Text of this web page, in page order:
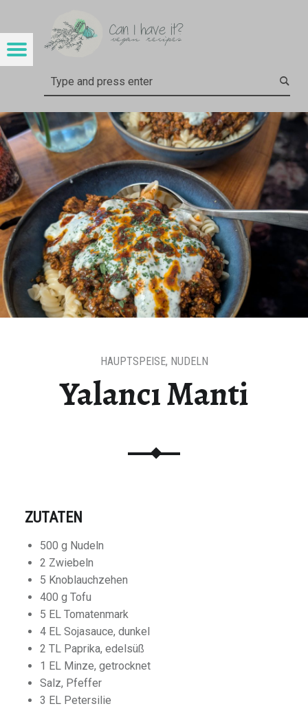
Menu
navigation
Yalancı Manti
HAUPTSPEISE, NUDELN
ZUTATEN
500 g Nudeln
2 Zwiebeln
5 Knoblauchzehen
400 g Tofu
5 EL Tomatenmark
4 EL Sojasauce, dunkel
2 TL Paprika, edelsüß
1 EL Minze, getrocknet
Salz, Pfeffer
3 EL Petersilie